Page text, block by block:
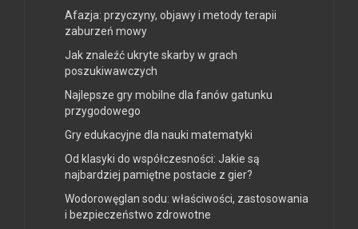
Afazja: przyczyny, objawy i metody terapii
zaburzeń mowy
Jak znaleźć ukryte skarby w grach
poszukiwawczych
Najlepsze gry mobilne dla fanów gatunku
przygodowego
Gry edukacyjne dla nauki matematyki
Od klasyki do współczesności: Jakie są
najbardziej pamiętne postacie z gier?
Wodorowęglan sodu: właściwości, zastosowania
i bezpieczeństwo zdrowotne